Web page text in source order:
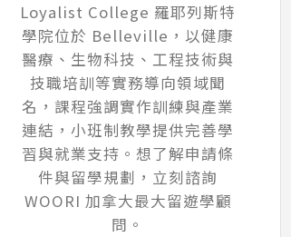
Loyalist College 羅耶列斯特
學院位於 Belleville，以健康
醫療、生物科技、工程技術與
技職培訓等實務導向領域聞
名，課程強調實作訓練與產業
連結，小班制教學提供完善學
習與就業支持。想了解申請條
件與留學規劃，立刻諮詢
WOORI 加拿大最大留遊學顧
問。